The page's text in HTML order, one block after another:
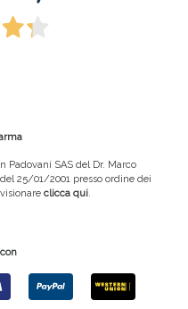
Padovani SAS del Dr. Marco
25/01/2001 presso ordine dei
clicca qui.